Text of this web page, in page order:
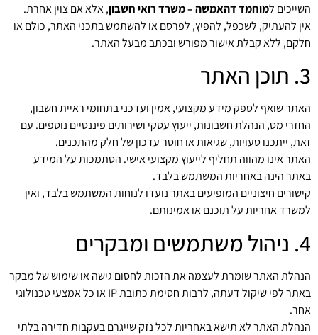
השייכים למוחמד דהאמשה – משרד רואי חשבון, אלא אם צוין אחרת.
אין להעתיק, לשכפל, להפיץ, לפרסם או להשתמש בתכני האתר, כולם או
חלקם, ללא קבלת אישור מפורש ובכתב מבעל האתר.
3. תוכן האתר
האתר שואף לספק מידע מקצועי, אמין ועדכני בתחומי ראיית חשבון,
החזרי מס, הנהלת חשבונות, ייעוץ עסקי ושירותים פיננסיים נוספים. עם
זאת, ייתכנו טעויות, שגיאות או חוסר עדכון של חלק מהתכנים.
האתר אינו מהווה תחליף לייעוץ מקצועי אישי. הסתמכות על המידע
באתר הינה באחריות המשתמש בלבד.
קישורים חיצוניים המופיעים באתר נועדו לנוחות המשתמש בלבד, ואין
למשרד אחריות על תוכנם או אמינותם.
4. ניהול משתמשים ומבקרים
הנהלת האתר שומרת לעצמה את הזכות לחסום גישה או שימוש של מבקר
באתר לפי שיקול דעתה, לרבות חסימת כתובת IP או כל אמצעי טכנולוגי
אחר.
הנהלת האתר לא תישא באחריות לכל נזק שייגרם בעקבות חדירה בלתי